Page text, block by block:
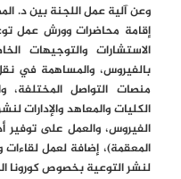
وعن آلية عمل اللجنة بين د.
إقامة محاضرات وورش عمل
الاستشارات والتوجيهات
بالفيروس، والمساهمة في
منصات التواصل
الكليات والمعاهد والإدارات
الفيروس، والعمل على توفير
المعقمة)، إضافة لعمل لقاءات
لنشر التوعية بخصوص كورونا